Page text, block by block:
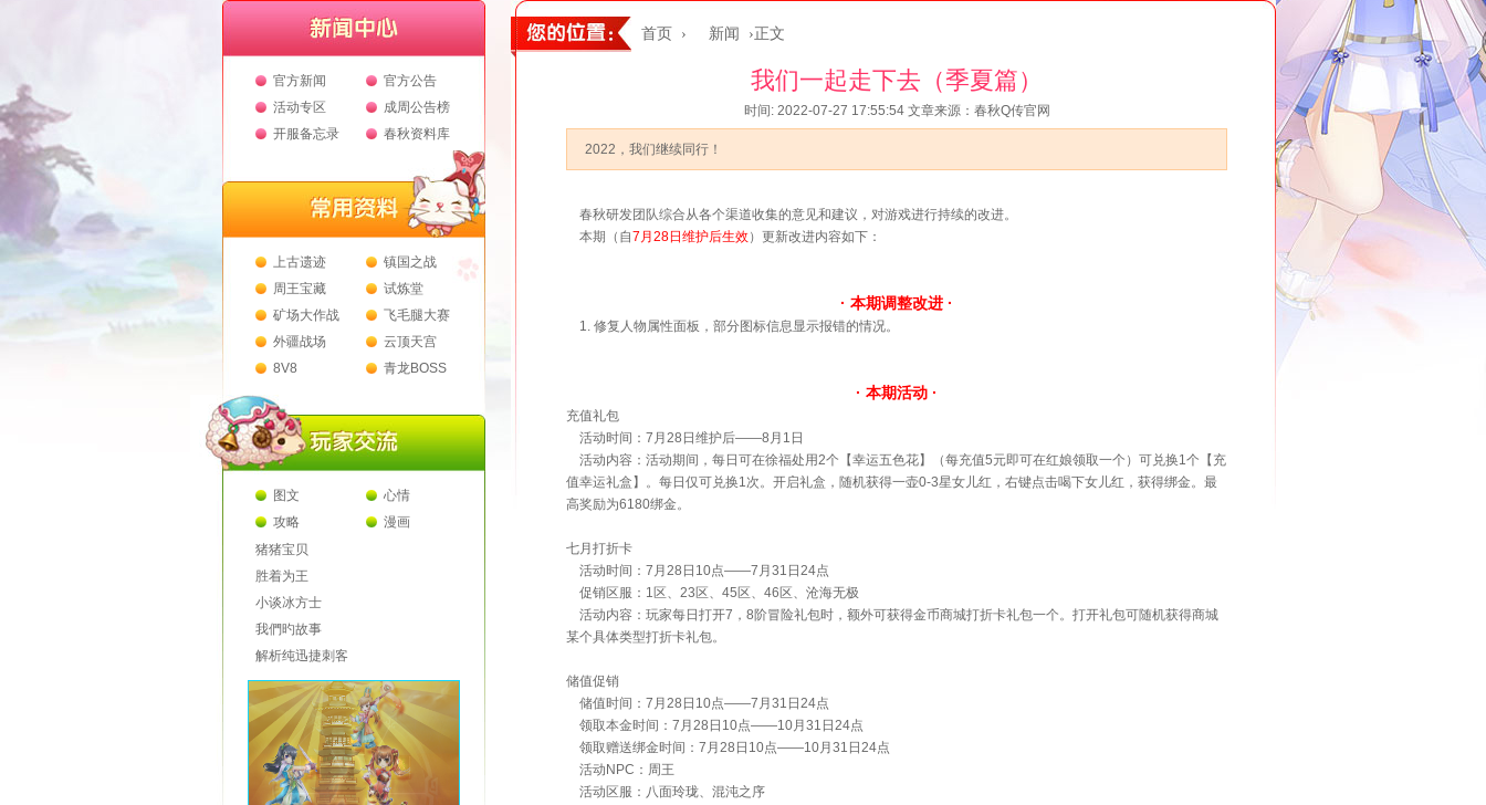
官方新闻
官方公告
活动专区
成周公告榜
开服备忘录
春秋资料库
上古遗迹
镇国之战
周王宝藏
试炼堂
矿场大作战
飞毛腿大赛
外疆战场
云顶天宫
8V8
青龙BOSS
图文
心情
攻略
漫画
猪猪宝贝
胜着为王
小谈冰方士
我們旳故事
解析纯迅捷刺客
首页 › 新闻 ›正文
我们一起走下去（季夏篇）
时间: 2022-07-27 17:55:54 文章来源：春秋Q传官网
2022，我们继续同行！
春秋研发团队综合从各个渠道收集的意见和建议，对游戏进行持续的改进。
本期（自7月28日维护后生效）更新改进内容如下：
· 本期调整改进 ·
1. 修复人物属性面板，部分图标信息显示报错的情况。
· 本期活动 ·
充值礼包
活动时间：7月28日维护后——8月1日
活动内容：活动期间，每日可在徐福处用2个【幸运五色花】（每充值5元即可在红娘领取一个）可兑换1个【充
值幸运礼盒】。每日仅可兑换1次。开启礼盒，随机获得一壶0-3星女儿红，右键点击喝下女儿红，获得绑金。最
高奖励为6180绑金。
七月打折卡
活动时间：7月28日10点——7月31日24点
促销区服：1区、23区、45区、46区、沧海无极
活动内容：玩家每日打开7，8阶冒险礼包时，额外可获得金币商城打折卡礼包一个。打开礼包可随机获得商城
某个具体类型打折卡礼包。
储值促销
储值时间：7月28日10点——7月31日24点
领取本金时间：7月28日10点——10月31日24点
领取赠送绑金时间：7月28日10点——10月31日24点
活动NPC：周王
活动区服：八面玲珑、混沌之序